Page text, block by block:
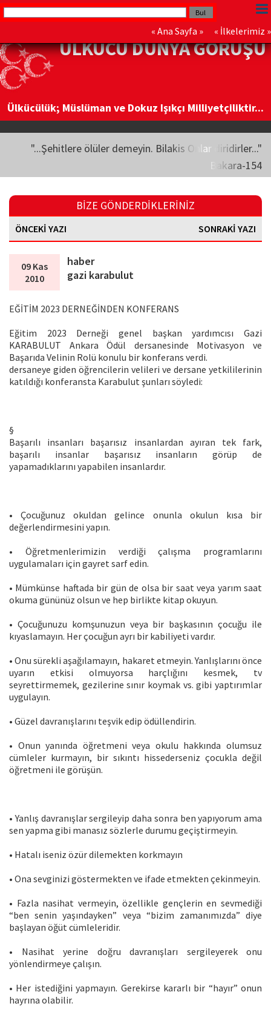
« Ana Sayfa » « İlkelerimiz »
ÜLKÜCÜ DÜNYA GÖRÜŞÜ
Ülkücülük; Müslüman ve Dokuz Işıkçı Milliyetçiliktir...
"...Şehitlere ölüler demeyin. Bilakis Onlar diridirler..."
Bakara-154
BİZE GÖNDERDİKLERİNİZ
ÖNCEKİ YAZI SONRAKİ YAZI
09 Kas
2010
haber
gazi karabulut
EĞİTİM 2023 DERNEĞİNDEN KONFERANS
Eğitim 2023 Derneği genel başkan yardımcısı Gazi
KARABULUT Ankara Ödül dersanesinde Motivasyon ve
Başarıda Velinin Rolü konulu bir konferans verdi.
dersaneye giden öğrencilerin velileri ve dersane yetkililerinin
katıldığı konferansta Karabulut şunları söyledi:
§
Başarılı insanları başarısız insanlardan ayıran tek fark,
başarılı insanlar başarısız insanların görüp de
yapamadıklarını yapabilen insanlardır.
• Çocuğunuz okuldan gelince onunla okulun kısa bir
değerlendirmesini yapın.
• Öğretmenlerimizin verdiği çalışma programlarını
uygulamaları için gayret sarf edin.
• Mümkünse haftada bir gün de olsa bir saat veya yarım saat
okuma gününüz olsun ve hep birlikte kitap okuyun.
• Çocuğunuzu komşunuzun veya bir başkasının çocuğu ile
kıyaslamayın. Her çocuğun ayrı bir kabiliyeti vardır.
• Onu sürekli aşağılamayın, hakaret etmeyin. Yanlışlarını önce
uyarın etkisi olmuyorsa harçlığını kesmek, tv
seyrettirmemek, gezilerine sınır koymak vs. gibi yaptırımlar
uygulayın.
• Güzel davranışlarını teşvik edip ödüllendirin.
• Onun yanında öğretmeni veya okulu hakkında olumsuz
cümleler kurmayın, bir sıkıntı hissederseniz çocukla değil
öğretmeni ile görüşün.
• Yanlış davranışlar sergileyip daha sonra ben yapıyorum ama
sen yapma gibi manasız sözlerle durumu geçiştirmeyin.
• Hatalı iseniz özür dilemekten korkmayın
• Ona sevginizi göstermekten ve ifade etmekten çekinmeyin.
• Fazla nasihat vermeyin, özellikle gençlerin en sevmediği
“ben senin yaşındayken” veya “bizim zamanımızda” diye
başlayan öğüt cümleleridir.
• Nasihat yerine doğru davranışları sergileyerek onu
yönlendirmeye çalışın.
• Her istediğini yapmayın. Gerekirse kararlı bir “hayır” onun
hayrına olabilir.